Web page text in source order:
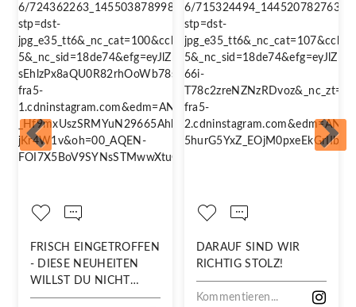
FRISCH EINGETROFFEN
- DIESE NEUHEITEN
WILLST DU NICHT
VERPASSEN!
DARAUF SIND WIR
RICHTIG STOLZ!
Kommentieren...